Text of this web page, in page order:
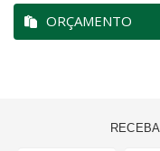
ORÇAMENTO